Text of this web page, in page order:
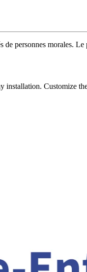
personnes morales.
Customize